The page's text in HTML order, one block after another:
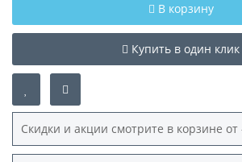
В корзину
Купить в один клик
Скидки и акции смотрите в корзине от